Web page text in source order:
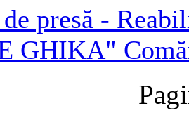
presă -
GHIKA"